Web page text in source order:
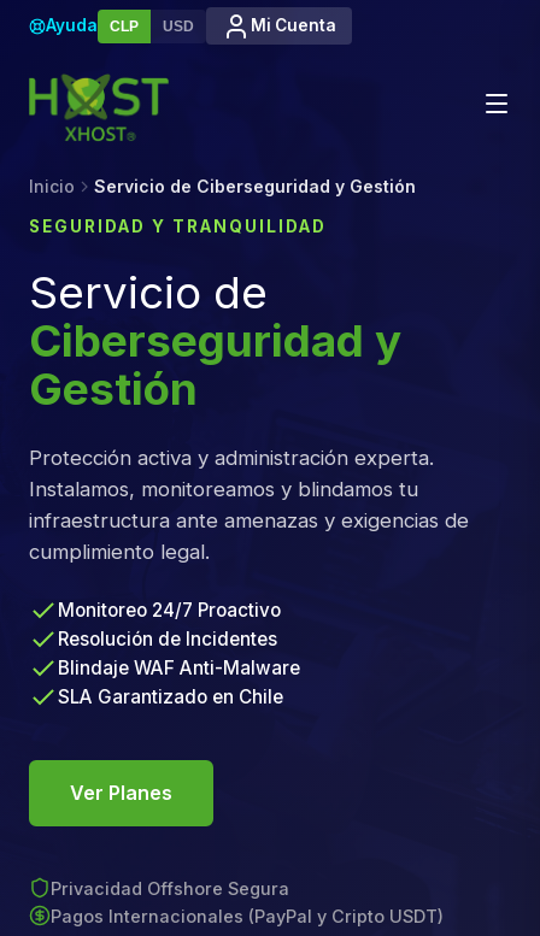
Ayuda CLP USD Mi Cuenta
Inicio Servicio de Ciberseguridad y Gestión
SEGURIDAD Y TRANQUILIDAD
Servicio de
Ciberseguridad y
Gestión
Protección activa y administración experta.
Instalamos, monitoreamos y blindamos tu
infraestructura ante amenazas y exigencias de
cumplimiento legal.
Monitoreo 24/7 Proactivo
Resolución de Incidentes
Blindaje WAF Anti-Malware
SLA Garantizado en Chile
Ver Planes
Privacidad Offshore Segura
Pagos Internacionales (PayPal y Cripto USDT)